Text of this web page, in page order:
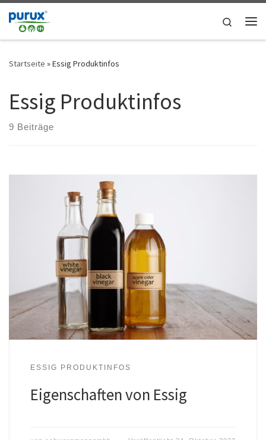
Zum Inhalt springen
Search
Startseite »Essig Produktinfos
Essig Produktinfos
9 Beiträge
ESSIG PRODUKTINFOS
Eigenschaften von Essig